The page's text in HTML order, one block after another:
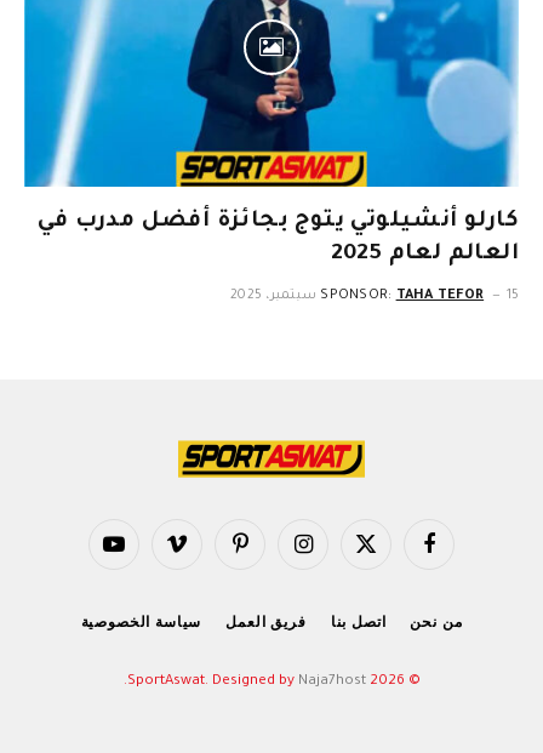
كارلو أنشيلوتي يتوج بجائزة أفضل مدرب في
العالم لعام 2025
SPONSOR: TAHA TEFOR 15 سبتمبر، 2025
فيسبوك X
الانستغرامبينتيريستفيميو يوتيوب
من نحن اتصل بنا فريق العمل سياسة الخصوصية
© 2026 SportAswat. Designed by
Naja7host
.